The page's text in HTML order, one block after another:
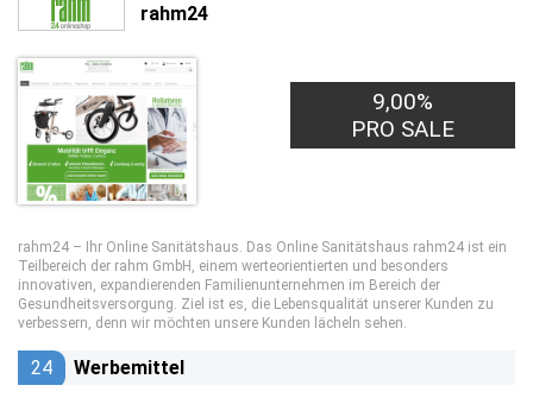
rahm24
9,00%
PRO SALE
rahm24 – Ihr Online Sanitätshaus. Das Online Sanitätshaus rahm24 ist ein
Teilbereich der rahm GmbH, einem werteorientierten und besonders
innovativen, expandierenden Familienunternehmen im Bereich der
Gesundheitsversorgung. Ziel ist es, die Lebensqualität unserer Kunden zu
verbessern, denn wir möchten unsere Kunden lächeln sehen.
24 Werbemittel